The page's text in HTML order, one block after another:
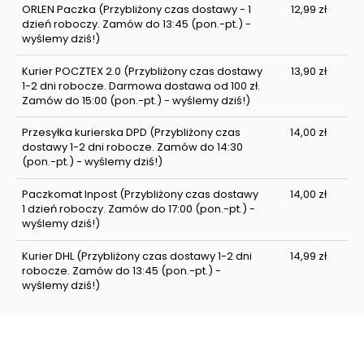
ORLEN Paczka (Przybliżony czas dostawy - 1
dzień roboczy. Zamów do 13:45 (pon.-pt.) -
wyślemy dziś!)
12,99 zł
Kurier POCZTEX 2.0 (Przybliżony czas dostawy
1-2 dni robocze. Darmowa dostawa od 100 zł.
Zamów do 15:00 (pon.-pt.) - wyślemy dziś!)
13,90 zł
Przesyłka kurierska DPD (Przybliżony czas
dostawy 1-2 dni robocze. Zamów do 14:30
(pon.-pt.) - wyślemy dziś!)
14,00 zł
Paczkomat Inpost(Przybliżony czas dostawy
1 dzień roboczy. Zamów do 17:00 (pon.-pt.) -
wyślemy dziś!)
14,00 zł
Kurier DHL(Przybliżony czas dostawy 1-2 dni
robocze. Zamów do 13:45 (pon.-pt.) -
wyślemy dziś!)
14,99 zł